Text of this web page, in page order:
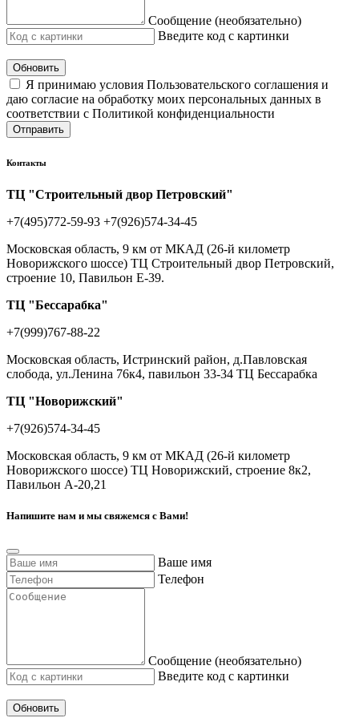
Сообщение (необязательно)
Введите код с картинки
Обновить
Я принимаю условия Пользовательского соглашения и
даю согласие на обработку моих персональных данных в
соответствии с Политикой конфиденциальности
Отправить
Контакты
ТЦ "Строительный двор Петровский"
+7(495)772-59-93 +7(926)574-34-45
Московская область, 9 км от МКАД (26-й километр
Новорижского шоссе) ТЦ Строительный двор Петровский,
строение 10, Павильон Е-39.
ТЦ "Бессарабка"
+7(999)767-88-22
Московская область, Истринский район, д.Павловская
слобода, ул.Ленина 76к4, павильон 33-34 ТЦ Бессарабка
ТЦ "Новорижский"
+7(926)574-34-45
Московская область, 9 км от МКАД (26-й километр
Новорижского шоссе) ТЦ Новорижский, строение 8к2,
Павильон А-20,21
Напишите нам и мы свяжемся с Вами!
Ваше имя
Телефон
Сообщение (необязательно)
Введите код с картинки
Обновить